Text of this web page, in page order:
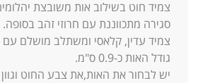
צמיד חוט בשילוב אות משובצת
סגירה מתכווננת עם חרוזי זהב בסופה.
צמיד עדין, קלאסי ומשתלב מושלם עם
גודל האות כ-0.9 ס"מ.
יש לבחור את האות,את צבע החוט